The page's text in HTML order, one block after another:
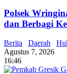
Polsek
dan Berbagi
Berita Daerah
Agustus 7, 2026
16:46